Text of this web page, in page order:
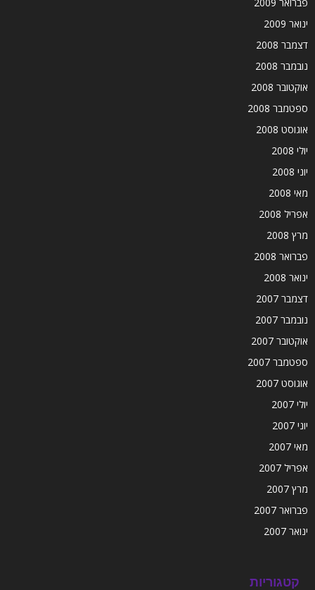
ינואר 2009
דצמבר 2008
נובמבר 2008
אוקטובר 2008
ספטמבר 2008
אוגוסט 2008
יולי 2008
יוני 2008
מאי 2008
אפריל 2008
מרץ 2008
פברואר 2008
ינואר 2008
דצמבר 2007
נובמבר 2007
אוקטובר 2007
ספטמבר 2007
אוגוסט 2007
יולי 2007
יוני 2007
מאי 2007
אפריל 2007
מרץ 2007
פברואר 2007
ינואר 2007
קטגוריות